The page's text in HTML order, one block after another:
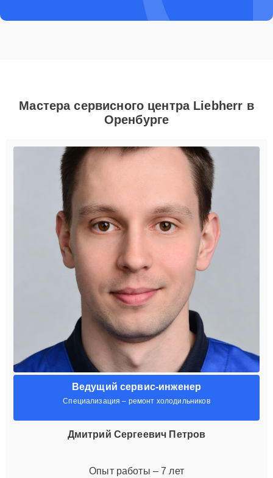
Мастера сервисного центра Liebherr в
Оренбурге
Ведущий сервис-инженер
Специализация – ремонт холодильников
Дмитрий Сергеевич Петров
Опыт работы – 7 лет